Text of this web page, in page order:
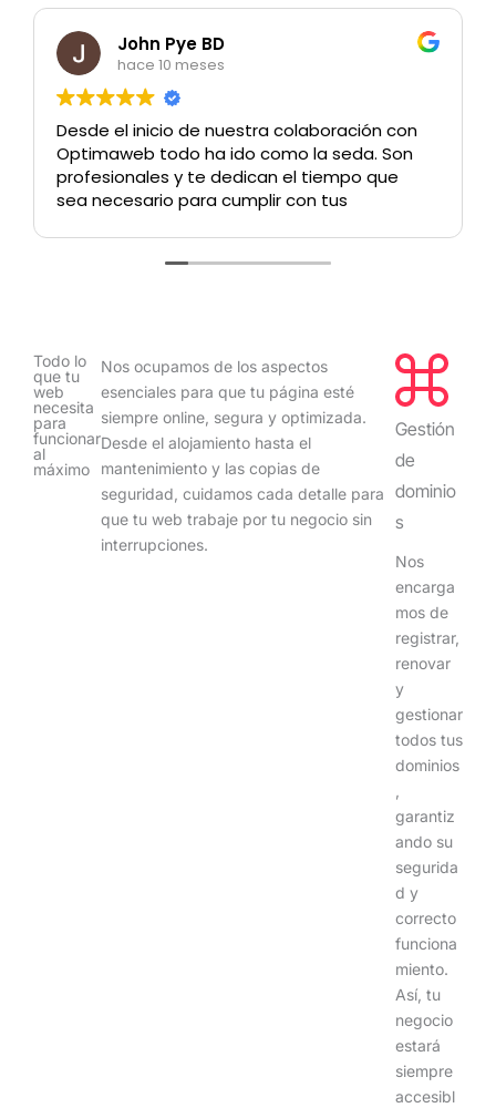
nuestra colaboración con
ha ido como la seda. Son
dedican el tiempo que
cumplir con tus
convertido en parte de
ilusionante y divertido el
Ramón
Tengo una empresa
Zaragoza. Me
imagen corporativa
trabajando con
encantado.
Todo lo
que tu
web
necesita
para
funcionar
al
máximo
Nos ocupamos de los aspectos
esenciales para que tu página esté
siempre online, segura y optimizada.
Desde el alojamiento hasta el
mantenimiento y las copias de
seguridad, cuidamos cada detalle para
que tu web trabaje por tu negocio sin
interrupciones.
Gestión
de
dominio
s
Nos
encarga
mos de
registrar,
renovar
y
gestionar
todos tus
dominios
garantiz
ando su
segurida
d y
correcto
funciona
miento.
Así, tu
negocio
estará
siempre
accesibl